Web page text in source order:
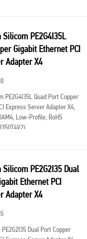
Silicom PE2G4I35L
Gigabit Ethernet PCI
Adapter X4
PE2G4I35L Quad Port Copper
Express Server Adapter X4,
Low-Profile, RoHS
Silicom PE2G2I35 Dual
Ethernet PCI
Adapter X4
Dual Port Copper